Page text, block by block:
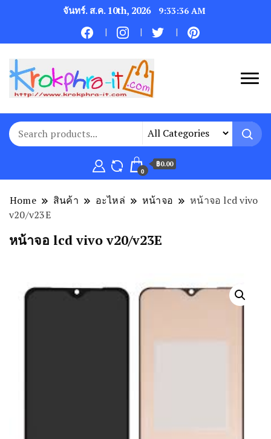
จันทร์. ส.ค. 10th, 2026 9:33:37 AM
0
฿0.00
Home สินค้า อะไหล่ หน้าจอ
หน้าจอ lcd vivo
v20/v23E
หน้าจอ lcd vivo v20/v23E